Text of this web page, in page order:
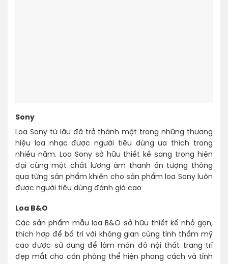
Sony
Loa Sony từ lâu đã trở thành một trong những thương
hiệu loa nhạc được người tiêu dùng ưa thích trong
nhiều năm. Loa Sony sở hữu thiết kế sang trọng hiện
đại cùng một chất lượng âm thanh ấn tượng thông
qua từng sản phẩm khiến cho sản phẩm loa Sony luôn
được người tiêu dùng đánh giá cao
Loa B&O
Các sản phẩm mẫu loa B&O sở hữu thiết kế nhỏ gọn,
thích hợp để bố trí với không gian cùng tính thẩm mỹ
cao được sử dụng để làm món đồ nội thất trang trí
đẹp mắt cho căn phòng thể hiện phong cách và tính